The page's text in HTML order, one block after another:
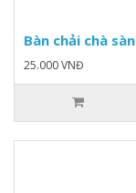
Bàn chải chà
25.000 VNĐ